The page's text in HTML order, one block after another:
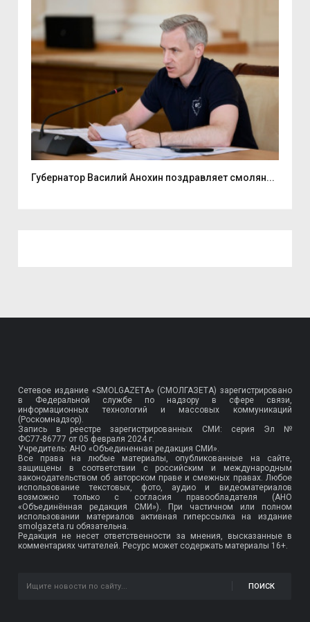
Губернатор Василий Анохин поздравляет смолян...
Сетевое издание «SMOLGAZETA» (СМОЛГАЗЕТА) зарегистрировано
в Федеральной службе по надзору в сфере связи,
информационных технологий и массовых коммуникаций
(Роскомнадзор).
Запись в реестре зарегистрированных СМИ: серия Эл №
ФС77-86777 от 05 февраля 2024 г.
Учредитель: АНО «Объединенная редакция СМИ».
Все права на любые материалы, опубликованные на сайте,
защищены в соответствии с российским и международным
законодательством об авторском праве и смежных правах. Любое
использование текстовых, фото, аудио и видеоматериалов
возможно только с согласия правообладателя (АНО
«Объединённая редакция СМИ»). При частичном или полном
использовании материалов активная гиперссылка на издание
smolgazeta.ru обязательна.
Редакция не несет ответственности за мнения, высказанные в
комментариях читателей. Ресурс может содержать материалы 16+.
ПОИСК